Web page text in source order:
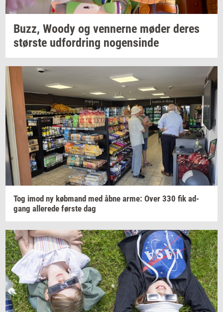
Buzz, Woody og ven­ner­ne møder deres
stør­ste ud­for­dring no­gen­sin­de
Tog imod ny køb­mand med åbne arme: Over 330 fik ad­
gang al­le­re­de før­ste dag